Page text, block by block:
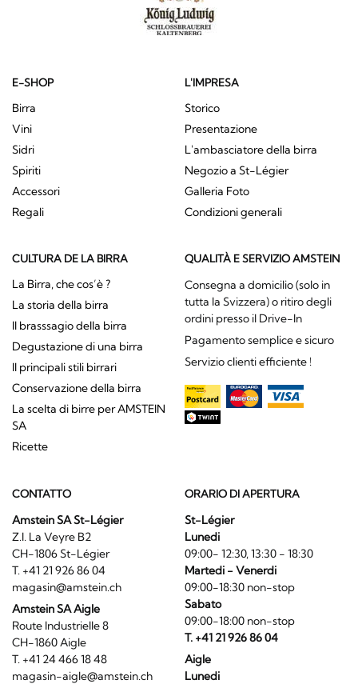
E-SHOP
Birra
Vini
Sidri
Spiriti
Accessori
Regali
L'IMPRESA
Storico
Presentazione
L'ambasciatore della birra
Negozio a St-Légier
Galleria Foto
Condizioni generali
CULTURA DE LA BIRRA
La Birra, che cos’è ?
La storia della birra
Il brasssagio della birra
Degustazione di una birra
Il principali stili birrari
Conservazione della birra
La scelta di birre per AMSTEIN
SA
Ricette
QUALITÀ E SERVIZIO AMSTEIN
Consegna a domicilio (solo in
tutta la Svizzera) o ritiro degli
ordini presso il Drive-In
Pagamento semplice e sicuro
Servizio clienti efficiente !
CONTATTO
Amstein SA St-Légier
Z.I. La Veyre B2
CH-1806 St-Légier
T. +41 21 926 86 04
magasin@amstein.ch
Amstein SA Aigle
Route Industrielle 8
CH-1860 Aigle
T. +41 24 466 18 48
magasin-aigle@amstein.ch
ORARIO DI APERTURA
St-Légier
Lunedi
09:00- 12:30, 13:30 - 18:30
Martedi - Venerdi
09:00-18:30 non-stop
Sabato
09:00-18:00 non-stop
T. +41 21 926 86 04
Aigle
Lunedi